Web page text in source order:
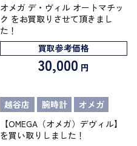
オメガ デ・ヴィル オートマチッ
ク をお買取りさせて頂きまし
た！
買取参考価格
30,000 円
越谷店 腕時計
オメガ
【OMEGA（オメガ）デヴィル】
を買い取りしました！